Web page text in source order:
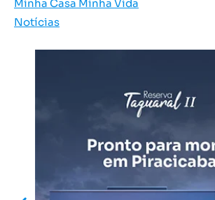
Minha Casa Minha Vida
Notícias